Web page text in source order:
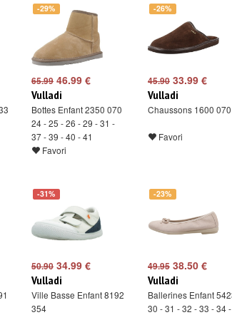
-29%
65.99 46.99 €
Vulladi
Bottes Enfant 2350 070
24 - 25 - 26 - 29 - 31 -
37 - 39 - 40 - 41
Favori
-26%
45.90 33.99 €
Vulladi
Chaussons 1600 070
Favori
-31%
50.90 34.99 €
Vulladi
Ville Basse Enfant 8192
354
-23%
49.95 38.50 €
Vulladi
Ballerines Enfant
30 - 31 - 32 - 33 - 34 -